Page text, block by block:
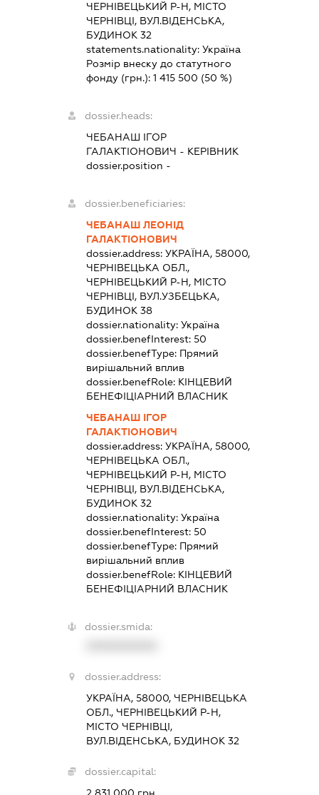
ЧЕРНІВЕЦЬКИЙ Р-Н, МІСТО
ЧЕРНІВЦІ, ВУЛ.ВІДЕНСЬКА,
БУДИНОК 32
statements.nationality:Україна
Розмір внеску до статутного
фонду (грн.):1 415 500 (50 %)
dossier.heads:
ЧЕБАНАШ ІГОР
ГАЛАКТІОНОВИЧ - КЕРІВНИК
dossier.position -
dossier.beneficiaries:
ЧЕБАНАШ ЛЕОНІД
ГАЛАКТІОНОВИЧ
dossier.address:УКРАЇНА, 58000,
ЧЕРНІВЕЦЬКА ОБЛ.,
ЧЕРНІВЕЦЬКИЙ Р-Н, МІСТО
ЧЕРНІВЦІ, ВУЛ.УЗБЕЦЬКА,
БУДИНОК 38
dossier.nationality:Україна
dossier.benefInterest:50
dossier.benefType: Прямий
вирішальний вплив
dossier.benefRole: КІНЦЕВИЙ
БЕНЕФІЦІАРНИЙ ВЛАСНИК
ЧЕБАНАШ ІГОР
ГАЛАКТІОНОВИЧ
dossier.address:УКРАЇНА, 58000,
ЧЕРНІВЕЦЬКА ОБЛ.,
ЧЕРНІВЕЦЬКИЙ Р-Н, МІСТО
ЧЕРНІВЦІ, ВУЛ.ВІДЕНСЬКА,
БУДИНОК 32
dossier.nationality:Україна
dossier.benefInterest:50
dossier.benefType: Прямий
вирішальний вплив
dossier.benefRole: КІНЦЕВИЙ
БЕНЕФІЦІАРНИЙ ВЛАСНИК
dossier.smida:
dossier.address:
УКРАЇНА, 58000, ЧЕРНІВЕЦЬКА
ОБЛ., ЧЕРНІВЕЦЬКИЙ Р-Н,
МІСТО ЧЕРНІВЦІ,
ВУЛ.ВІДЕНСЬКА, БУДИНОК 32
dossier.capital: